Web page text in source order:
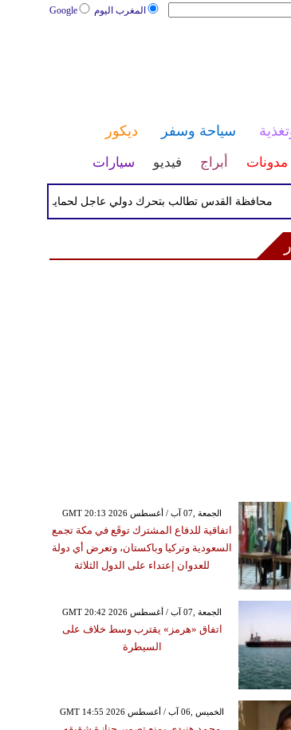
المغرب اليوم Google
سياحة وسفر ديكور
مدونات أبراج فيديو سيارات
القدس تطالب بتحرك دولي عاجل لحماية المخيمات
GMT 20:13 2026 الجمعة ,07 آب / أغسطس
اتفاقية للدفاع المشترك توقَع في مكة تجمع
السعودية وتركيا وباكستان، وتعرض أي دولة
للعدوان إعتداء على الدول الثلاثة
GMT 20:42 2026 الجمعة ,07 آب / أغسطس
اتفاق «هرمز» يقترب وسط خلاف على
السيطرة
GMT 14:55 2026 الخميس ,06 آب / أغسطس